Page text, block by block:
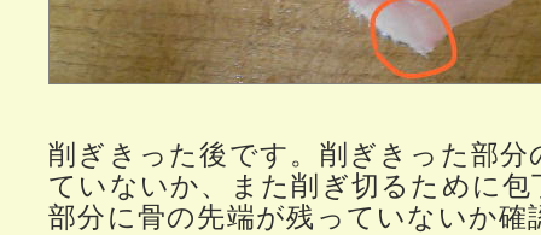
削ぎきった後です。削ぎきった部分
ていないか、また削ぎ切るために
部分に骨の先端が残っていないか確